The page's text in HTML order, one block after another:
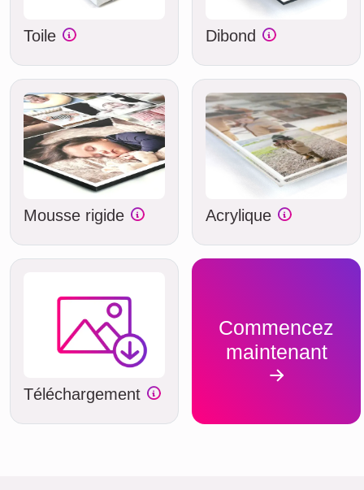
Toile Dibond
Mousse rigide Acrylique
Téléchargement
Commencez
maintenant